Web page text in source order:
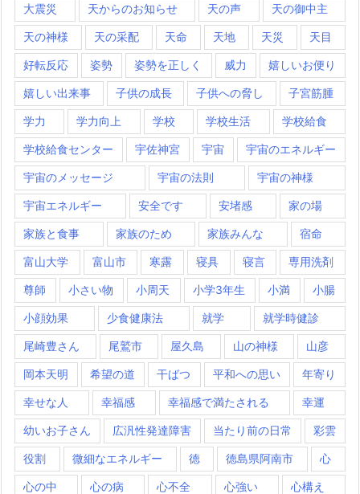
大震災 天からのお知らせ 天の声 天の御中主
天の神様 天の采配 天命 天地 天災 天目
好転反応 姿勢 姿勢を正しく 威力 嬉しいお便り
嬉しい出来事 子供の成長 子供への脅し 子宮筋腫
学力 学力向上 学校 学校生活 学校給食
学校給食センター 宇佐神宮 宇宙 宇宙のエネルギー
宇宙のメッセージ 宇宙の法則 宇宙の神様
宇宙エネルギー 安全です 安堵感 家の場
家族と食事 家族のため 家族みんな 宿命
富山大学 富山市 寒露 寝具 寝言 専用洗剤
尊師 小さい物 小周天 小学3年生 小満 小腸
小顔効果 少食健康法 就学 就学時健診
尾崎豊さん 尾鷲市 屋久島 山の神様 山彦
岡本天明 希望の道 干ばつ 平和への思い 年寄り
幸せな人 幸福感 幸福感で満たされる 幸運
幼いお子さん 広汎性発達障害 当たり前の日常 彩雲
役割 微細なエネルギー 徳 徳島県阿南市 心
心の中 心の病 心不全 心強い 心構え